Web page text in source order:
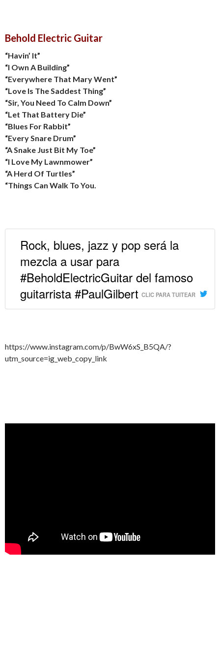
Behold Electric Guitar
“Havin’ It”
“I Own A Building”
“Everywhere That Mary Went”
“Love Is The Saddest Thing”
“Sir, You Need To Calm Down”
“Let That Battery Die”
“Blues For Rabbit”
“Every Snare Drum”
“A Snake Just Bit My Toe”
“I Love My Lawnmower”
“A Herd Of Turtles”
“Things Can Walk To You.
Rock, blues, jazz y pop será la
mezcla a usar para
#BeholdElectricGuitar del famoso
guitarrista #PaulGilbert CLIC PARA TUITEAR
https://www.instagram.com/p/BwW6xS_B5QA/?
utm_source=ig_web_copy_link